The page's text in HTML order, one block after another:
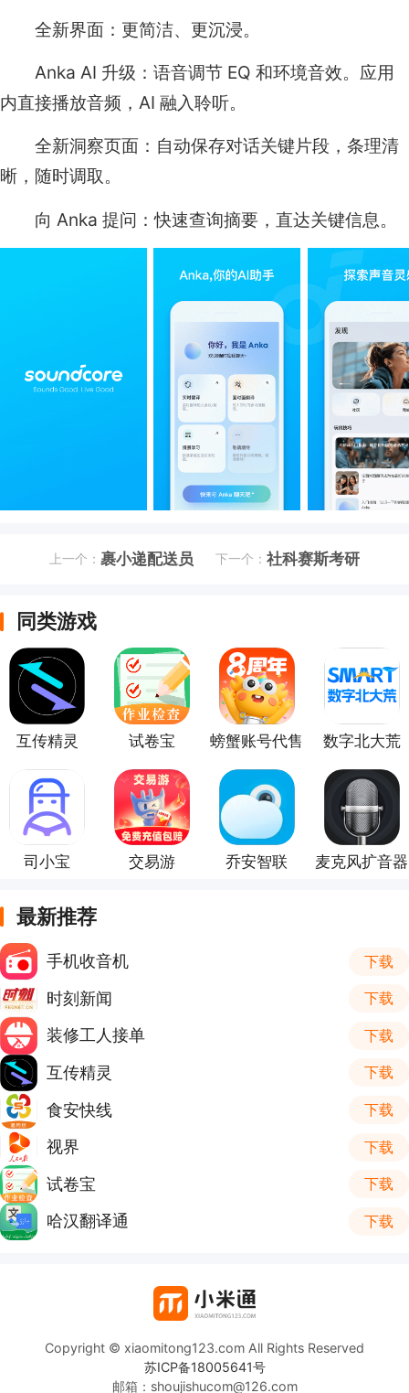
全新界面：更简洁、更沉浸。
Anka AI 升级：语音调节 EQ 和环境音效。应用
内直接播放音频，AI 融入聆听。
全新洞察页面：自动保存对话关键片段，条理清
晰，随时调取。
向 Anka 提问：快速查询摘要，直达关键信息。
上一个：裹小递配送员 下一个： 社科赛斯考研
同类游戏
互传精灵 试卷宝 螃蟹账号代售 数字北大荒
司小宝 交易游 乔安智联 麦克风扩音器
最新推荐
手机收音机 下载
时刻新闻 下载
装修工人接单 下载
互传精灵 下载
食安快线 下载
视界 下载
试卷宝 下载
哈汉翻译通 下载
Copyright © xiaomitong123.com All Rights Reserved
苏ICP备18005641号
邮箱：shoujishucom@126.com